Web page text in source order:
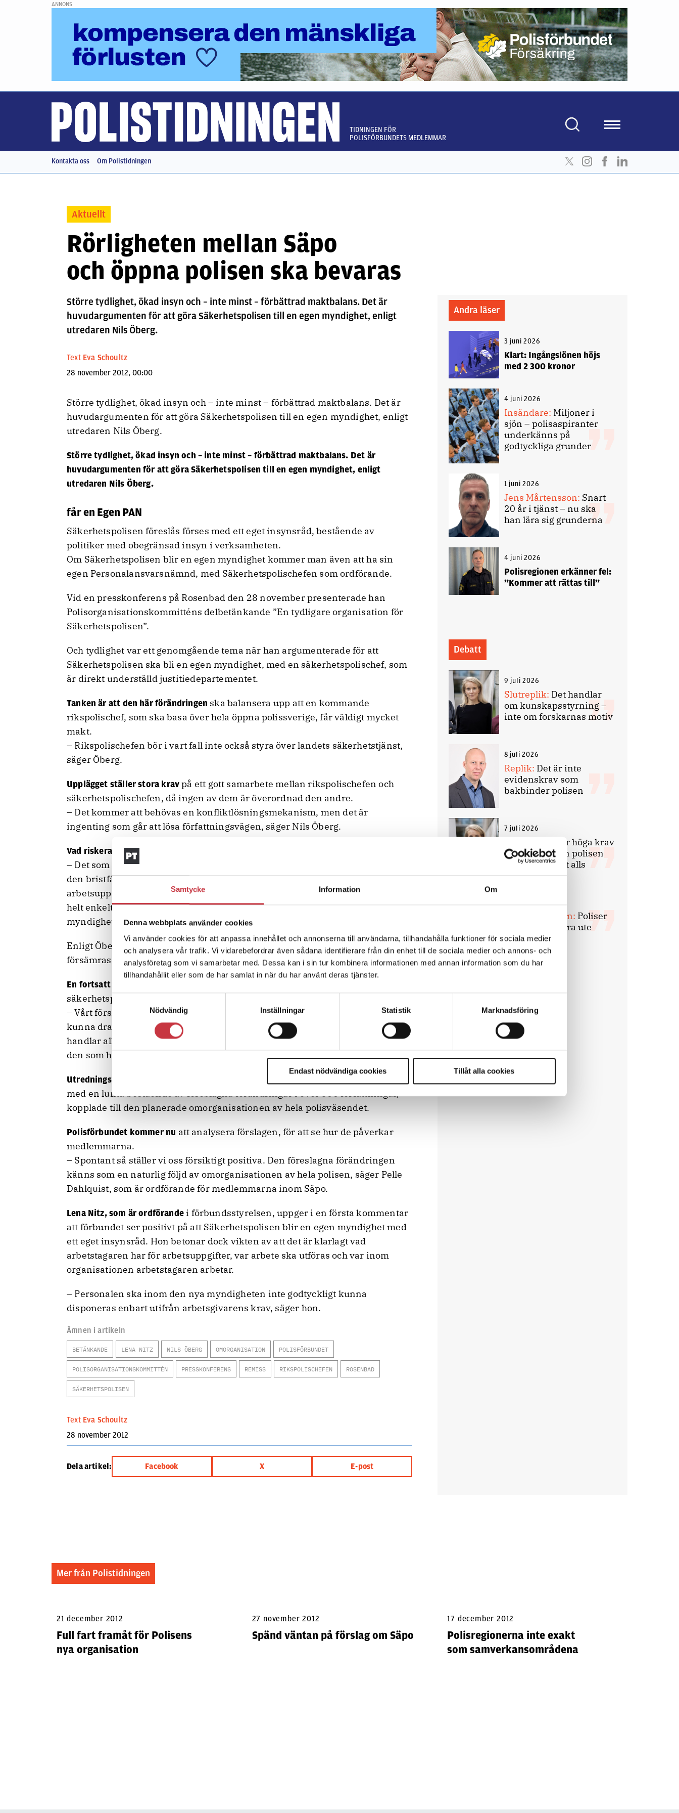
Samtycke Information Om
Denna webbplats använder cookies
Vi använder cookies för att anpassa innehållet och annonserna till användarna, tillhandahålla funktioner för sociala medier
och analysera vår trafik. Vi vidarebefordrar även sådana identifierare från din enhet till de sociala medier och annons- och
analysföretag som vi samarbetar med. Dessa kan i sin tur kombinera informationen med annan information som du har
tillhandahållit eller som de har samlat in när du har använt deras tjänster.
Samtyckesval
Nödvändig
Inställningar Statistik Marknadsföring
Endast nödvändiga cookies Tillåt alla cookies
ANNONS
TIDNINGEN FÖR
POLISFÖRBUNDETS MEDLEMMAR
Kontakta oss Om Polistidningen
Aktuellt
Rörligheten mellan Säpo
och öppna polisen ska bevaras
Större tydlighet, ökad insyn och – inte minst – förbättrad maktbalans. Det är
huvudargumenten för att göra Säkerhetspolisen till en egen myndighet, enligt
utredaren Nils Öberg.
Text Eva Schoultz
28 november 2012, 00:00
Större tydlighet, ökad insyn och – inte minst – förbättrad maktbalans. Det är
huvudargumenten för att göra Säkerhetspolisen till en egen myndighet, enligt
utredaren Nils Öberg.
Större tydlighet, ökad insyn och – inte minst– förbättrad maktbalans. Det är
huvudargumenten för att göra Säkerhetspolisen till en egen myndighet, enligt
utredaren Nils Öberg.
får en Egen PAN
Säkerhetspolisen föreslås förses med ett eget insynsråd, bestående av
politiker med obegränsad insyn i verksamheten.
Om Säkerhetspolisen blir en egen myndighet kommer man även att ha sin
egen Personalansvarsnämnd, med Säkerhetspolischefen som ordförande.
Vid en presskonferens på Rosenbad den 28 november presenterade han
Polisorganisationskommitténs delbetänkande ”En tydligare organisation för
Säkerhetspolisen”.
Och tydlighet var ett genomgående tema när han argumenterade för att
Säkerhetspolisen ska bli en egen myndighet, med en säkerhetspolischef, som
är direkt underställd justitiedepartementet.
Tanken är att den här förändringen ska balansera upp att en kommande
rikspolischef, som ska basa över hela öppna polissverige, får väldigt mycket
makt.
– Rikspolischefen bör i vart fall inte också styra över landets säkerhetstjänst,
säger Öberg.
Upplägget ställer stora krav på ett gott samarbete mellan rikspolischefen och
säkerhetspolischefen, då ingen av dem är överordnad den andre.
– Det kommer att behövas en konfliktlösningsmekanism, men det är
ingenting som går att lösa författningsvägen, säger Nils Öberg.
Vad riskerar att hamna mellan stolarna, enligt er analys?
– Det som är besvärligast är när något precis har hänt. Då gäller det att med
den bristfälliga kunskap man har avgöra vem som ska ansvara för vilka
arbetsuppgifter. Där kan det naturligtvis ibland uppstå situationer där man
helt enkelt inte vet. Då menar vi att den situationen måste de två
myndighetscheferna tänka igenom och hitta bra sätt att hantera.
Enligt Öberg finns det dock ingen anledning att tro att samarbetet skulle
försämras av att Säpo blir en egen myndighet – tvärtom.
En fortsatt stor personalrörlighet
säkerhetspolisen är viktig att säkerställa, enligt Öberg.
– Vårt förslag är att det där ska regleras tydligt. Det ska inte bli svårare att
kunna dra nytta av den kompetens som finns i de två organisationerna. Det
handlar alltså både om den kompetens som finns inom Säkerhetspolisen och
den som hela den enorma polisorganisationen besitter, säger han.
Utredningsförslaget
kommer snart att skickas på remiss. Detta tillsammans
med en lunta bestående av föreslagna förändringar i över 500 författningar,
kopplade till den planerade omorganisationen av hela polisväsendet.
Polisförbundet kommer nu att analysera förslagen, för att se hur de påverkar
medlemmarna.
– Spontant så ställer vi oss försiktigt positiva. Den föreslagna förändringen
känns som en naturlig följd av omorganisationen av hela polisen, säger Pelle
Dahlquist, som är ordförande för medlemmarna inom Säpo.
Lena Nitz, som är ordförande i förbundsstyrelsen, uppger i en första kommentar
att förbundet ser positivt på att Säkerhetspolisen blir en egen myndighet med
ett eget insynsråd. Hon betonar dock vikten av att det är klarlagt vad
arbetstagaren har för arbetsuppgifter, var arbete ska utföras och var inom
organisationen arbetstagaren arbetar.
– Personalen ska inom den nya myndigheten inte godtyckligt kunna
disponeras enbart utifrån arbetsgivarens krav, säger hon.
Ämnen i artikeln
BETÄNKANDE LENA NITZ NILS ÖBERG OMORGANISATION POLISFÖRBUNDET
POLISORGANISATIONSKOMMITTÉN PRESSKONFERENS REMISS RIKSPOLISCHEFEN ROSENBAD
SÄKERHETSPOLISEN
Text Eva Schoultz
28 november 2012
Dela artikel: Facebook X E-post
Andra läser
3 juni 2026
Klart: Ingångslönen höjs
med 2 300 kronor
4 juni 2026
Insändare: Miljoner i
sjön – polisaspiranter
underkänns på
godtyckliga grunder
1 juni 2026
Jens Mårtensson: Snart
20 år i tjänst – nu ska
han lära sig grunderna
4 juni 2026
Polisregionen erkänner fel:
”Kommer att rättas till”
Debatt
9 juli 2026
Slutreplik: Det handlar
om kunskapsstyrning –
inte om forskarnas motiv
8 juli 2026
Replik: Det är inte
evidenskrav som
bakbinder polisen
7 juli 2026
Med för höga krav
på evidens kan polisen
inte göra något alls
Mats Johansson: Poliser
behövs inte bara ute
Mer från Polistidningen
21 december 2012
Full fart framåt för Polisens
nya organisation
27 november 2012
Spänd väntan på förslag om Säpo
17 december 2012
Polisregionerna inte exakt
som samverkansområdena